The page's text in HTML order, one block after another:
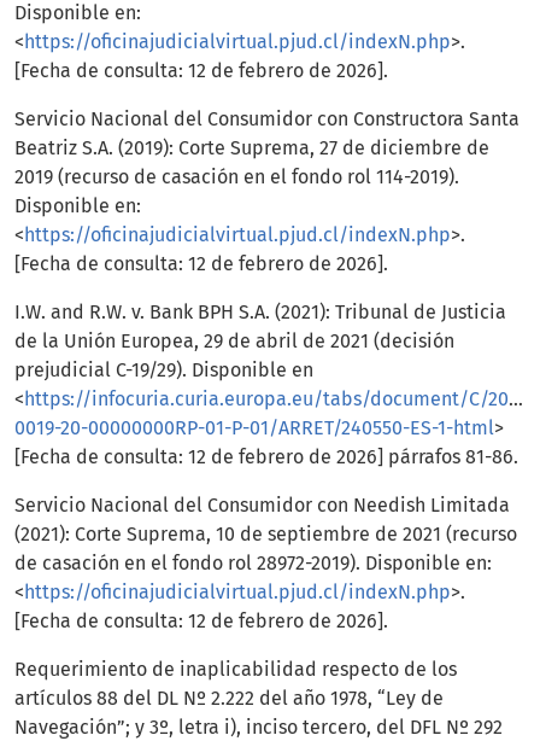
Disponible en:
< https://oficinajudicialvirtual.pjud.cl/indexN.php>.
[Fecha de consulta: 12 de febrero de 2026].
Servicio Nacional del Consumidor con Constructora Santa
Beatriz S.A. (2019): Corte Suprema, 27 de diciembre de
2019 (recurso de casación en el fondo rol 114-2019).
Disponible en:
< https://oficinajudicialvirtual.pjud.cl/indexN.php>.
[Fecha de consulta: 12 de febrero de 2026].
I.W. and R.W. v. Bank BPH S.A. (2021): Tribunal de Justicia
de la Unión Europea, 29 de abril de 2021 (decisión
prejudicial C-19/29). Disponible en
< https://infocuria.curia.europa.eu/tabs/document/C/2020/
0019-20-00000000RP-01-P-01/ARRET/240550-ES-1-html>
[Fecha de consulta: 12 de febrero de 2026] párrafos 81-86.
Servicio Nacional del Consumidor con Needish Limitada
(2021): Corte Suprema, 10 de septiembre de 2021 (recurso
de casación en el fondo rol 28972-2019). Disponible en:
< https://oficinajudicialvirtual.pjud.cl/indexN.php>.
[Fecha de consulta: 12 de febrero de 2026].
Requerimiento de inaplicabilidad respecto de los
artículos 88 del DL Nº 2.222 del año 1978, “Ley de
Navegación”; y 3º, letra i), inciso tercero, del DFL Nº 292